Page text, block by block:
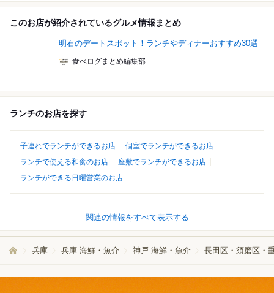
このお店が紹介されているグルメ情報まとめ
明石のデートスポット！ランチやディナーおすすめ30選
食べログまとめ編集部
ランチのお店を探す
子連れでランチができるお店
個室でランチができるお店
ランチで使える和食のお店
座敷でランチができるお店
ランチができる日曜営業のお店
関連の情報をすべて表示する
兵庫 兵庫 海鮮・魚介 神戸 海鮮・魚介 長田区・須磨区・